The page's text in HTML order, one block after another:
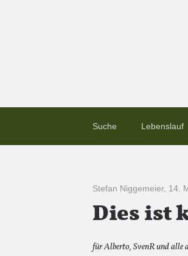
Suche Lebenslauf
Stefan Niggemeier, 14.
Dies ist
für Alberto, SvenR und alle